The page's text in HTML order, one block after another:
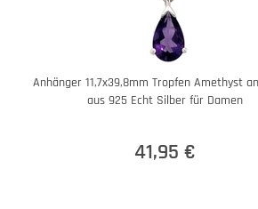
Anhänger 11,7x39,8mm Tropfen Amethyst
aus 925 Echt Silber für Damen
41,95 €